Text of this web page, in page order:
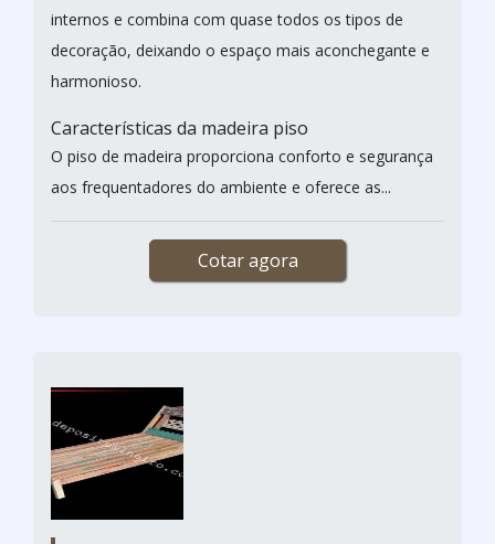
internos e combina com quase todos os tipos de
decoração, deixando o espaço mais aconchegante e
harmonioso.
Características da madeira piso
O piso de madeira proporciona conforto e segurança
aos frequentadores do ambiente e oferece as...
Cotar agora